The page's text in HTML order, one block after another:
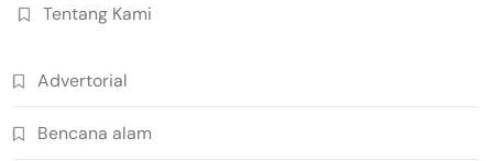
Tentang Kami
Advertorial
Bencana alam